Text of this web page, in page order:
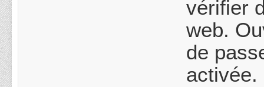
vérifier
web.
de
activée.